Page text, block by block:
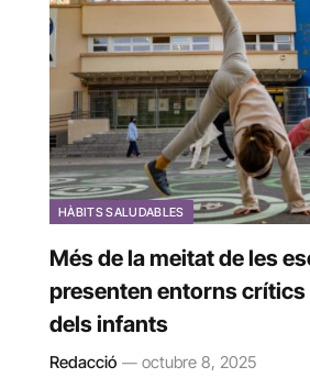
HÀBITS SALUDABLES
Més de la meitat de les
presenten entorns crítics
dels infants
Redacció octubre 8, 2025